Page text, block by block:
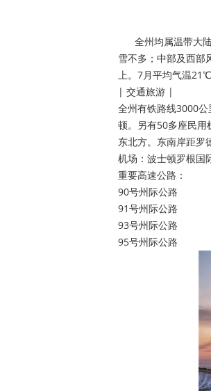
全州均属温带大陆
雪不多；中部及西部
上。7月平均气温
| 交通旅游 |
全州有铁路线3000
顿。另有50多座民用
东北方。东南岸距罗
机场：波士顿罗根国
重要高速公路：
90号州际公路
91号州际公路
93号州际公路
95号州际公路